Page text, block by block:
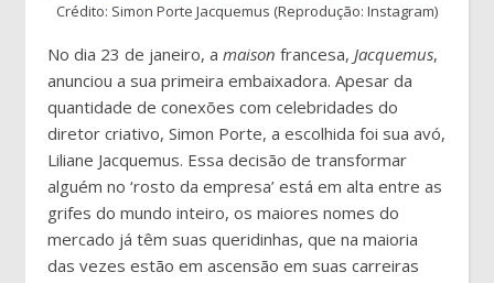
Crédito: Simon Porte Jacquemus (Reprodução: Instagram)
No dia 23 de janeiro, a maison francesa, Jacquemus,
anunciou a sua primeira embaixadora. Apesar da
quantidade de conexões com celebridades do
diretor criativo, Simon Porte, a escolhida foi sua avó,
Liliane Jacquemus. Essa decisão de transformar
alguém no ‘rosto da empresa’ está em alta entre as
grifes do mundo inteiro, os maiores nomes do
mercado já têm suas queridinhas, que na maioria
das vezes estão em ascensão em suas carreiras